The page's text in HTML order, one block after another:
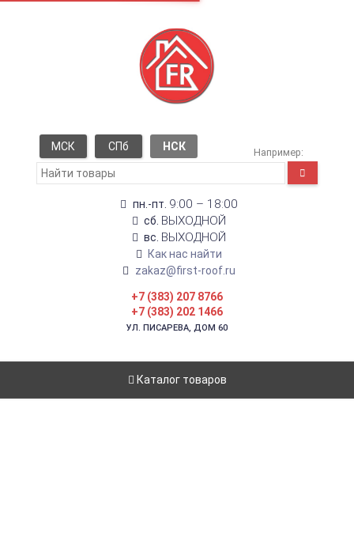
МСК СПб НСК Например:
пн.-пт. 9:00 – 18:00
сб. ВЫХОДНОЙ
вс. ВЫХОДНОЙ
Как нас найти
zakaz@first-roof.ru
+7 (383) 207 8766
+7 (383) 202 1466
УЛ. ПИСАРЕВА, ДОМ 60
Каталог товаров